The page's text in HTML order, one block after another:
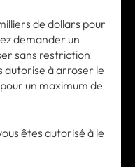
de dollars pour
demander un
sans restriction
autorise à arroser le
un maximum de
êtes autorisé à le